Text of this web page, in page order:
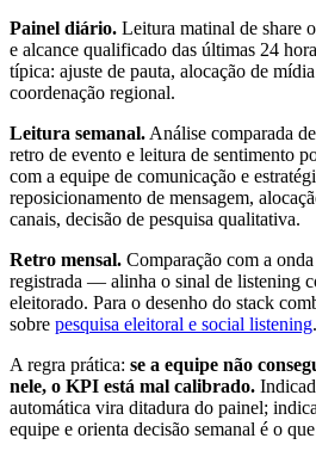
Painel diário. Leitura matinal de share
e alcance qualificado das últimas 24
típica: ajuste de pauta, alocação de
coordenação regional.
Leitura semanal. Análise comparada
retro de evento e leitura de sentimento
com a equipe de comunicação e
reposicionamento de mensagem,
canais, decisão de pesquisa qualitativa.
Retro mensal. Comparação com a
registrada — alinha o sinal de listening
eleitorado. Para o desenho do stack
sobre pesquisa eleitoral e social listening.
A regra prática: se a equipe não
nele, o KPI está mal calibrado.
automática vira ditadura do painel;
equipe e orienta decisão semanal é o